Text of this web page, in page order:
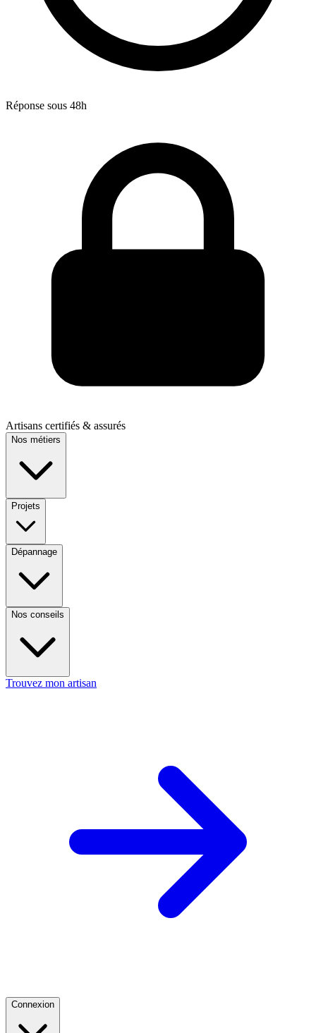
Réponse sous 48h
Artisans certifiés & assurés
Nos métiers
Projets
Dépannage
Nos conseils
Trouvez mon artisan
Connexion